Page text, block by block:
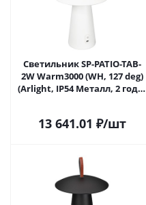
Светильник SP-PATIO-TAB-
2W Warm3000 (WH, 127 deg)
(Arlight, IP54 Металл, 2 года)
13 641.01 ₽/шт